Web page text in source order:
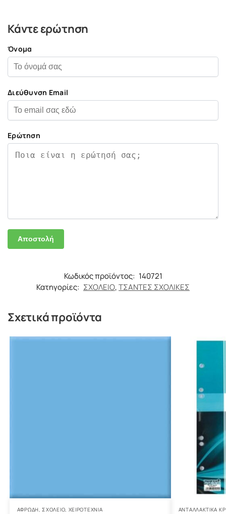
Κάντε ερώτηση
Όνομα
Διεύθυνση Email
Ερώτηση
Κωδικός προϊόντος: 140721
Κατηγορίες: ΣΧΟΛΕΙΟ,ΤΣΑΝΤΕΣ ΣΧΟΛΙΚΕΣ
Σχετικά προϊόντα
ΑΦΡΏΔΗ,ΣΧΟΛΕΙΟ, ΧΕΙΡΟΤΕΧΝΊΑ ΑΝΤΑΛΛΑΚΤΙΚΆ